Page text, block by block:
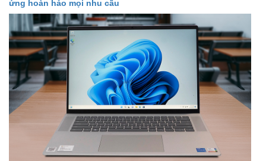
ứng hoàn hảo mọi nhu cầu